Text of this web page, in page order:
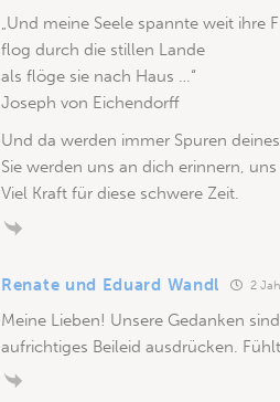
„Und meine Seele spannte weit ihre
flog durch die stillen Lande
als flöge sie nach Haus …“
Joseph von Eichendorff
Und da werden immer Spuren
Sie werden uns an dich erinnern,
Viel Kraft für diese schwere Zeit.
Renate und Eduard Wandl 2
Meine Lieben! Unsere Gedanken
aufrichtiges Beileid ausdrücken.